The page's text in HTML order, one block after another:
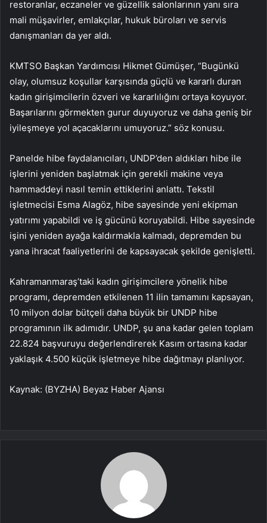
restoranlar, eczaneler ve güzellik salonlarının yanı sıra
mali müşavirler, emlakçılar, hukuk büroları ve servis
danışmanları da yer aldı.
KMTSO Başkan Yardımcısı Hikmet Gümüşer, “Bugünkü
olay, olumsuz koşullar karşısında güçlü ve kararlı duran
kadın girişimcilerin özveri ve kararlılığını ortaya koyuyor.
Başarılarını görmekten gurur duyuyoruz ve daha geniş bir
iyileşmeye yol açacaklarını umuyoruz.” söz konusu.
Panelde hibe faydalanıcıları, UNDP’den aldıkları hibe ile
işlerini yeniden başlatmak için gerekli makine veya
hammaddeyi nasıl temin ettiklerini anlattı. Tekstil
işletmecisi Esma Alagöz, hibe sayesinde yeni ekipman
yatırımı yapabildi ve iş gücünü koruyabildi. Hibe sayesinde
işini yeniden ayağa kaldırmakla kalmadı, depremden bu
yana ihracat faaliyetlerini de kapsayacak şekilde genişletti.
Kahramanmaraş’taki kadın girişimcilere yönelik hibe
programı, depremden etkilenen 11 ilin tamamını kapsayan,
10 milyon dolar bütçeli daha büyük bir UNDP hibe
programının ilk adımıdır. UNDP, şu ana kadar gelen toplam
22.824 başvuruyu değerlendirerek Kasım ortasına kadar
yaklaşık 4.500 küçük işletmeye hibe dağıtmayı planlıyor.
Kaynak: (BYZHA) Beyaz Haber Ajansı